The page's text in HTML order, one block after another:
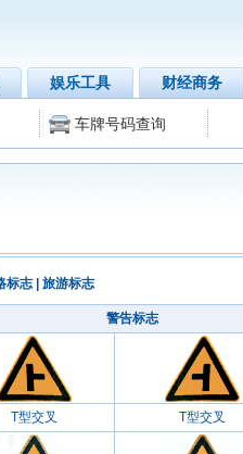
娱乐工具 财经商务
车牌号码查询